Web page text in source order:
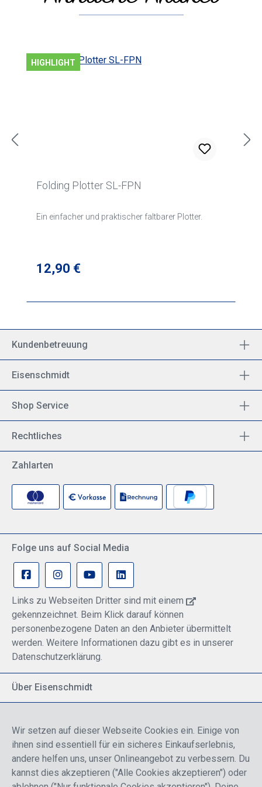
HIGHLIGHT
Folding Plotter SL-FPN
Ein einfacher und praktischer faltbarer Plotter.
Regulärer Preis:
12,90 €
Kundenbetreuung
Eisenschmidt
Shop Service
Rechtliches
Zahlarten
Folge uns auf Social Media
Links zu Webseiten Dritter sind mit einem
gekennzeichnet. Beim Klick darauf können
personenbezogene Daten an den Anbieter übermittelt
werden. Weitere Informationen dazu gibt es in unserer
Datenschutzerklärung.
Über Eisenschmidt
Breite Palette von Luftfahrtprodukten
Fokus auf Pilotenausbildung
Wir setzen auf dieser Webseite Cookies ein. Einige von
ihnen sind essentiell für ein sicheres Einkaufserlebnis,
andere helfen uns, unser Onlineangebot zu verbessern. Du
kannst dies akzeptieren ("Alle Cookies akzeptieren") oder